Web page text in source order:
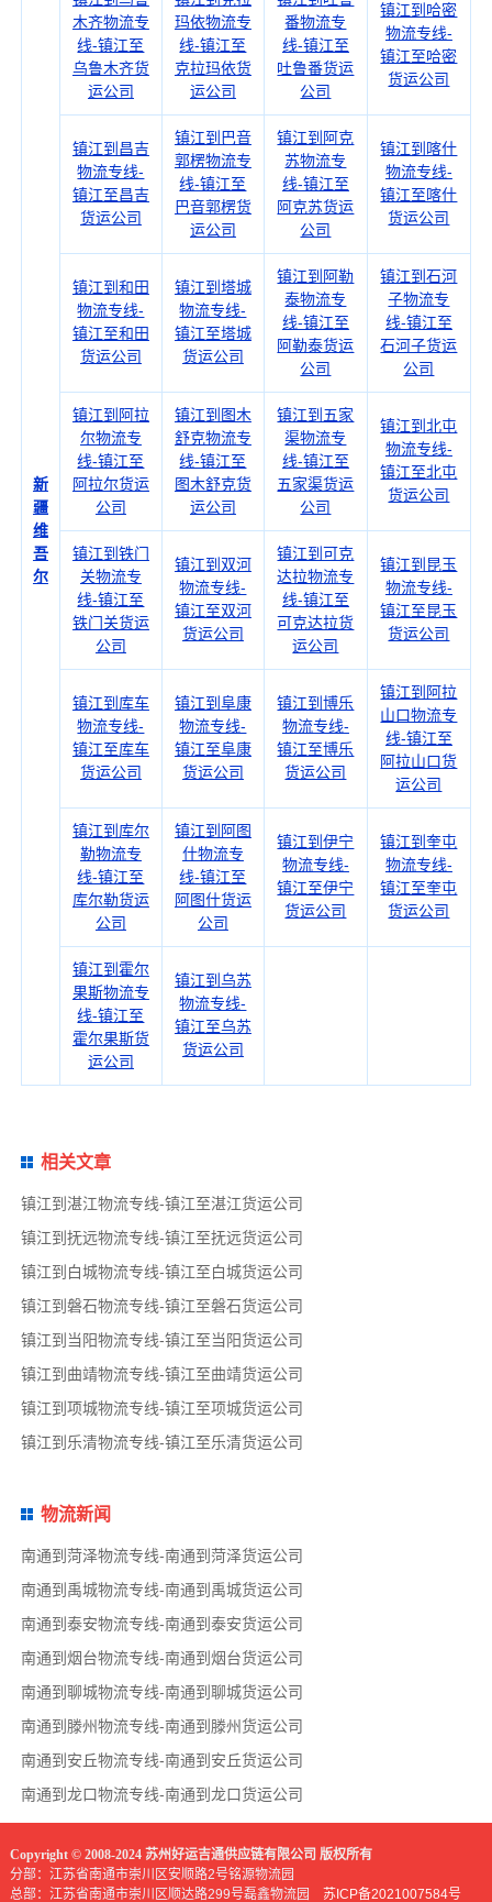
新
疆
维
吾
尔
木齐物流专
线-镇江至
乌鲁木齐货
运公司
玛依物流专
线-镇江至
克拉玛依货
运公司
番物流专
线-镇江至
吐鲁番货运
公司
镇江到哈密
物流专线-
镇江至哈密
货运公司
镇江到昌吉
物流专线-
镇江至昌吉
货运公司
镇江到巴音
郭楞物流专
线-镇江至
巴音郭楞货
运公司
镇江到阿克
苏物流专
线-镇江至
阿克苏货运
公司
镇江到喀什
物流专线-
镇江至喀什
货运公司
镇江到和田
物流专线-
镇江至和田
货运公司
镇江到塔城
物流专线-
镇江至塔城
货运公司
镇江到阿勒
泰物流专
线-镇江至
阿勒泰货运
公司
镇江到石河
子物流专
线-镇江至
石河子货运
公司
镇江到阿拉
尔物流专
线-镇江至
阿拉尔货运
公司
镇江到图木
舒克物流专
线-镇江至
图木舒克货
运公司
镇江到五家
渠物流专
线-镇江至
五家渠货运
公司
镇江到北屯
物流专线-
镇江至北屯
货运公司
镇江到铁门
关物流专
线-镇江至
铁门关货运
公司
镇江到双河
物流专线-
镇江至双河
货运公司
镇江到可克
达拉物流专
线-镇江至
可克达拉货
运公司
镇江到昆玉
物流专线-
镇江至昆玉
货运公司
镇江到库车
物流专线-
镇江至库车
货运公司
镇江到阜康
物流专线-
镇江至阜康
货运公司
镇江到博乐
物流专线-
镇江至博乐
货运公司
镇江到阿拉
山口物流专
线-镇江至
阿拉山口货
运公司
镇江到库尔
勒物流专
线-镇江至
库尔勒货运
公司
镇江到阿图
什物流专
线-镇江至
阿图什货运
公司
镇江到伊宁
物流专线-
镇江至伊宁
货运公司
镇江到奎屯
物流专线-
镇江至奎屯
货运公司
镇江到霍尔
果斯物流专
线-镇江至
霍尔果斯货
运公司
镇江到乌苏
物流专线-
镇江至乌苏
货运公司
相关文章
镇江到湛江物流专线-镇江至湛江货运公司
镇江到抚远物流专线-镇江至抚远货运公司
镇江到白城物流专线-镇江至白城货运公司
镇江到磐石物流专线-镇江至磐石货运公司
镇江到当阳物流专线-镇江至当阳货运公司
镇江到曲靖物流专线-镇江至曲靖货运公司
镇江到项城物流专线-镇江至项城货运公司
镇江到乐清物流专线-镇江至乐清货运公司
物流新闻
南通到菏泽物流专线-南通到菏泽货运公司
南通到禹城物流专线-南通到禹城货运公司
南通到泰安物流专线-南通到泰安货运公司
南通到烟台物流专线-南通到烟台货运公司
南通到聊城物流专线-南通到聊城货运公司
南通到滕州物流专线-南通到滕州货运公司
南通到安丘物流专线-南通到安丘货运公司
南通到龙口物流专线-南通到龙口货运公司
Copyright © 2008-2024 苏州好运吉通供应链有限公司 版权所有
分部：江苏省南通市崇川区安顺路2号铭源物流园
总部：江苏省南通市崇川区顺达路299号磊鑫物流园 苏ICP备2021007584号